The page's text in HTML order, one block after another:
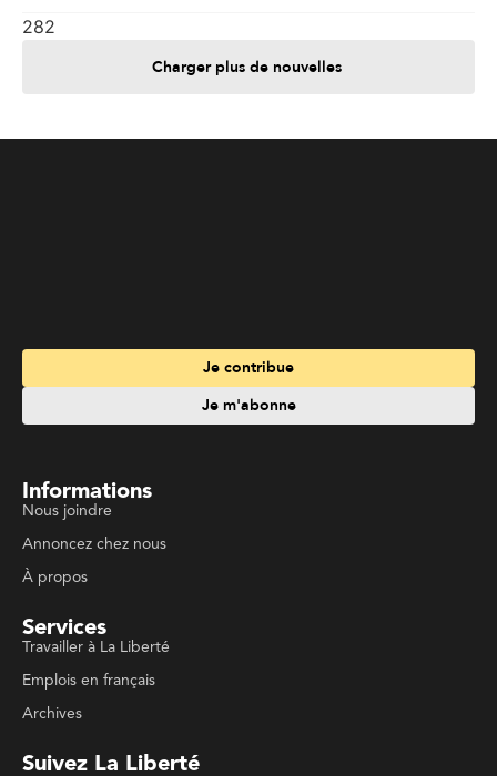
282
Charger plus de nouvelles
Informations
Services
Travailler à La Liberté
Emplois en français
Suivez La Liberté